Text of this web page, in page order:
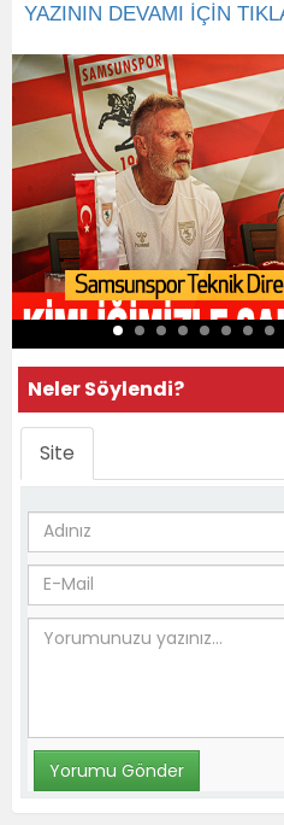
YAZININ DEVAMI İÇİN
Neler Söylendi?
Site